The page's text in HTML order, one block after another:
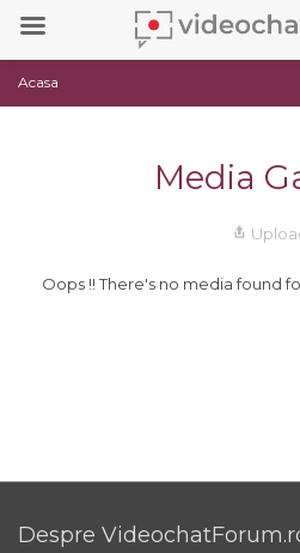
Acasa
Media
Oops !! There's no media found
Despre